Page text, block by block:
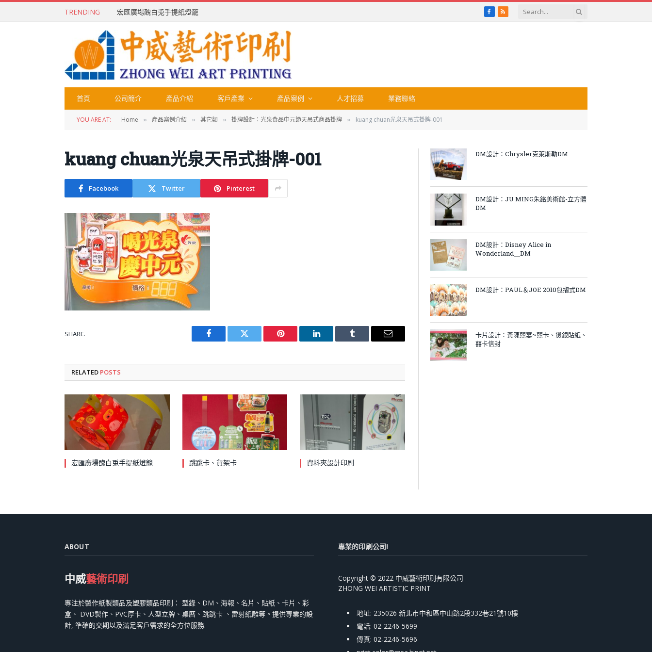
TRENDING 宏匯廣場醜白兎手提紙燈籠 Facebook
RSS
首頁 公司簡介 產品介紹 客戶產業 產品案例 人才招募 業務聯絡
YOU ARE AT: Home » 產品案例介紹 » 其它類 » 掛牌設計：光泉食品中元節天吊式商品掛牌 » kuang chuan光泉天吊式掛牌-001
kuang chuan光泉天吊式掛牌-001
Facebook Twitter Pinterest
SHARE.
Facebook Twitter Pinterest LinkedIn Tumblr Email
RELATED POSTS
宏匯廣場醜白兎手提紙燈籠 跳跳卡、貨架卡 資料夾設計印刷
DM設計：Chrysler克萊斯勒DM
DM設計：JU MING朱銘美術館-立方體
DM
DM設計：Disney Alice in
Wonderland＿DM
DM設計：PAUL＆JOE 2010包摺式DM
卡片設計：黃陳囍宴~囍卡、燙銀貼紙、
囍卡信封
ABOUT
中威藝術印刷
專注於製作紙製類品及塑膠類品印刷： 型錄、DM、海報、名片、貼紙、卡片、彩
盒、 DVD製作、PVC厚卡、人型立牌、桌曆、跳跳卡 、雷射紙雕等。提供專業的設
計, 準確的交期以及滿足客戶需求的全方位服務.
專業的印刷公司!
Copyright © 2022 中威藝術印刷有限公司
ZHONG WEI ARTISTIC PRINT
地址: 235026 新北市中和區中山路2段332巷21號10樓
電話: 02-2246-5699
傳真: 02-2246-5696